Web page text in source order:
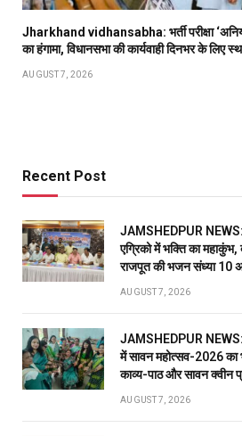
Jharkhand vidhansabha: भर्ती परीक्षा
का हंगामा, विधानसभा की कार्यवाही दिनभर के लिए
AUGUST 7, 2026
Recent Post
JAMSHEDPUR NEWS:
एग्रिको में भक्ति का
राजपूत की भजन संध्या 10
AUGUST 7, 2026
JAMSHEDPUR
में सावन महोत्सव-2026 का
काव्य-पाठ और सावन क्वीन
AUGUST 7, 2026